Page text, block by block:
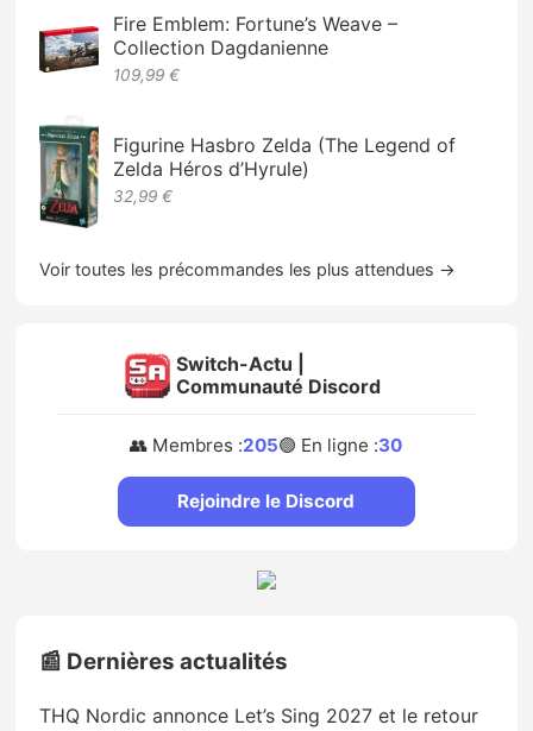
Fire Emblem: Fortune’s Weave –
Collection Dagdanienne
109,99 €
Figurine Hasbro Zelda (The Legend of
Zelda Héros d’Hyrule)
32,99 €
Voir toutes les précommandes les plus attendues →
Switch-Actu |
Communauté Discord
👥 Membres :205🟢 En ligne :30
Rejoindre le Discord
📰 Dernières actualités
THQ Nordic annonce Let’s Sing 2027 et le retour